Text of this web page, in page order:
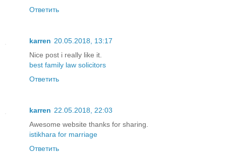
Ответить
karren 20.05.2018, 13:17
Nice post i really like it.
best family law solicitors
Ответить
karren 22.05.2018, 22:03
Awesome website thanks for sharing.
istikhara for marriage
Ответить